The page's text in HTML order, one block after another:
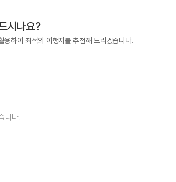
시나요?
용하여 최적의 여행지를 추천해 드리겠습니다.